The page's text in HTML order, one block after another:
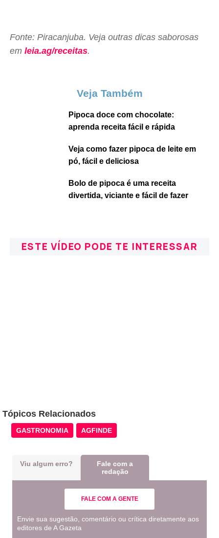
Fonte: Piracanjuba. Veja outras dicas saborosas
em leia.ag/receitas.
Veja Também
Pipoca doce com chocolate:
aprenda receita fácil e rápida
Veja como fazer pipoca de leite em
pó, fácil e deliciosa
Bolo de pipoca é uma receita
divertida, viciante e fácil de fazer
ESTE VÍDEO PODE TE INTERESSAR
Tópicos Relacionados
GASTRONOMIA AGFINDE
Viu algum erro?
Fale com a
redação
FALE COM A GENTE
Envie sua sugestão, comentário ou crítica diretamente aos
editores de A Gazeta